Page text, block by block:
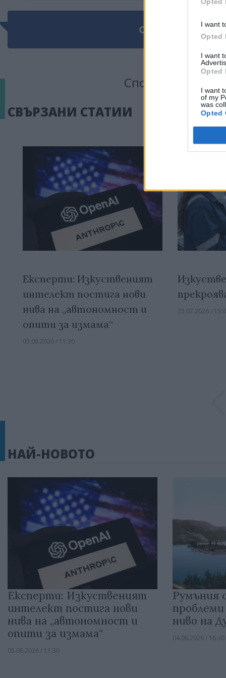
I want
Opted
I want
Opted
I want
of my
was
Opted
ОЩЕ ПО
Сподели тази
СВЪРЗАНИ СТАТИИ
Експерти: Изкуственият
интелект постига нови
нива на „автономност и
опити за измама“
05.08.2026 / 11:30
23.07.2026 /
НАЙ-НОВОТО
Експерти: Изкуственият
интелект постига нови
нива на „автономност и
опити за измама“
05.08.2026 / 11:30
Румъния
ниво на
04.08.2026 / 16:30